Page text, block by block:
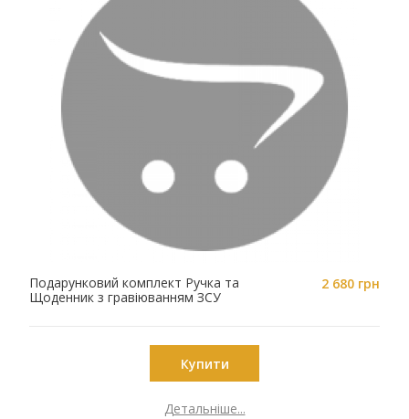
Подарунковий комплект Ручка та
Щоденник з гравіюванням ЗСУ
2 680 грн
Купити
Детальніше...